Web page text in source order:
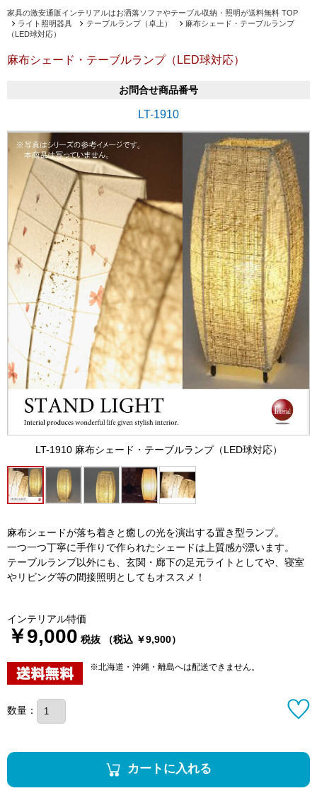
家具の激安通販インテリアルはお洒落ソファやテーブル収納・照明が送料無料 TOP
ライト照明器具
テーブルランプ（卓上）
麻布シェード・テーブルランプ
（LED球対応）
麻布シェード・テーブルランプ（LED球対応）
お問合せ商品番号
LT-1910
LT-1910 麻布シェード・テーブルランプ（LED球対応）
麻布シェードが落ち着きと癒しの光を演出する置き型ランプ。
一つ一つ丁寧に手作りで作られたシェードは上質感が漂います。
テーブルランプ以外にも、玄関・廊下の足元ライトとしてや、寝室
やリビング等の間接照明としてもオススメ！
インテリアル特価
￥9,000 税抜 （税込 ￥9,900）
※北海道・沖縄・離島へは配送できません。
数量：
カートに入れる